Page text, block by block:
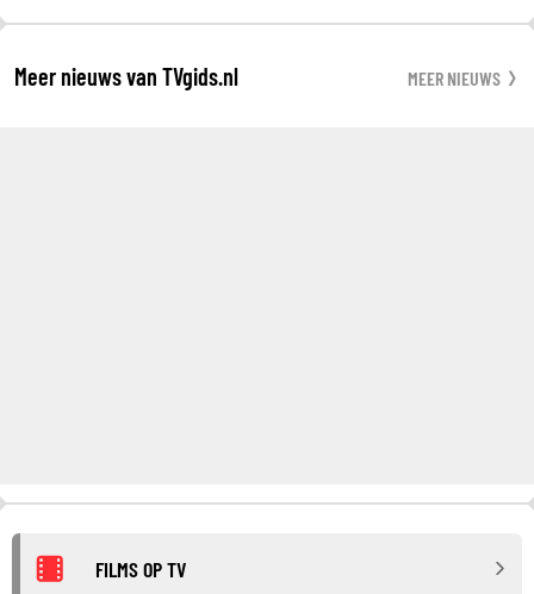
Meer nieuws van TVgids.nl MEER NIEUWS
FILMS OP TV